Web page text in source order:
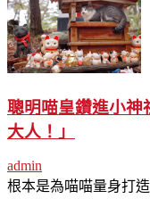
聰明喵皇鑽進小
大人！」
admin
根本是為喵喵量身打